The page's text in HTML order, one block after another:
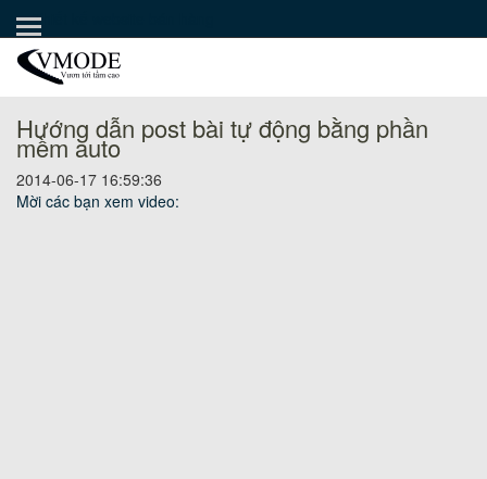
Thiết kế website bán hàng
PHẦN MỀM AUTO POST
KHO GIAO DIỆN
THÀNH VIÊN VIP
Hướng dẫn post bài tự động bằng phần
mềm auto
2014-06-17 16:59:36
Mời các bạn xem video: